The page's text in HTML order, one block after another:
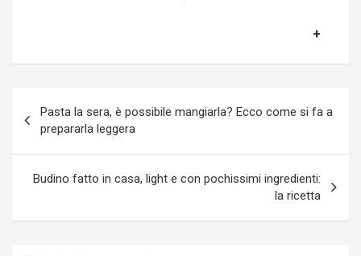
articoli
Pasta la sera, è possibile mangiarla? Ecco come si fa a
prepararla leggera
Budino fatto in casa, light e con pochissimi ingredienti:
la ricetta